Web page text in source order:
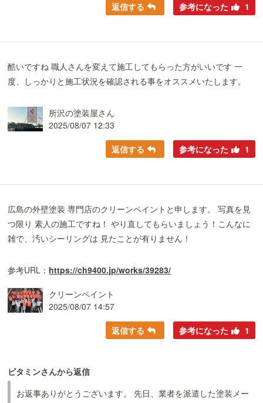
返信する 参考になった 1
酷いですね 職人さんを変えて施工してもらった方がいいです 一
度、しっかりと施工状況を確認される事をオススメいたします。
所沢の塗装屋さん
2025/08/07 12:33
返信する 参考になった 1
広島の外壁塗装 専門店のクリーンペイントと申します。 写真を見
つ限り 素人の施工ですね！ やり直してもらいましょう！こんなに
雑で、汚いシーリングは 見たことが有りません！
参考URL： https://ch9400.jp/works/39283/
クリーンペイント
2025/08/07 14:57
返信する 参考になった 1
ビタミンさんから返信
お返事ありがとうございます。 先日、業者を派遣した塗装メー